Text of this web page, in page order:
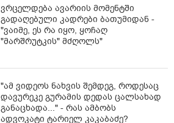
ვრცელდება ავარიის მომენტში
გადაღებული კადრები ბათუმიდან -
"ვაიმე, ეს რა იყო, ყოჩაღ
"მარშრუტკის" მძღოლს"
"ამ ვიდეოს ნახვის შემდეგ, როდესაც
დავურეკე გურამის დედას ცალსახად
განაცხადა..." - რას ამბობს
ადვოკატი ტარიელ კაკაბაძე?